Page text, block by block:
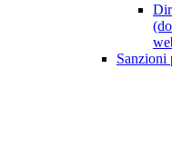
Sanzioni